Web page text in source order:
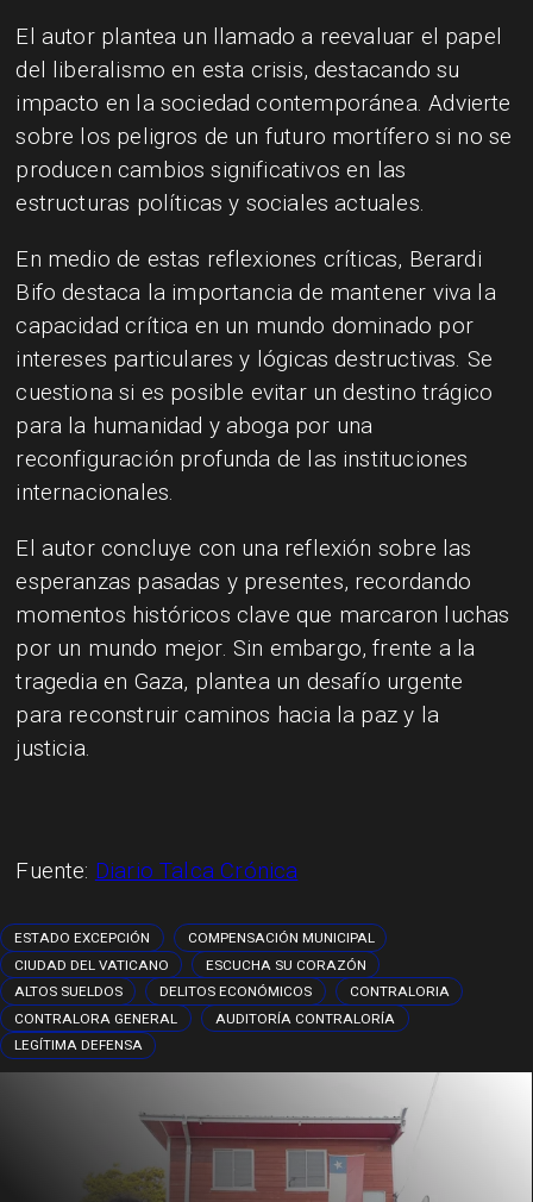
El autor plantea un llamado a reevaluar el papel
del liberalismo en esta crisis, destacando su
impacto en la sociedad contemporánea. Advierte
sobre los peligros de un futuro mortífero si no se
producen cambios significativos en las
estructuras políticas y sociales actuales.
En medio de estas reflexiones críticas, Berardi
Bifo destaca la importancia de mantener viva la
capacidad crítica en un mundo dominado por
intereses particulares y lógicas destructivas. Se
cuestiona si es posible evitar un destino trágico
para la humanidad y aboga por una
reconfiguración profunda de las instituciones
internacionales.
El autor concluye con una reflexión sobre las
esperanzas pasadas y presentes, recordando
momentos históricos clave que marcaron luchas
por un mundo mejor. Sin embargo, frente a la
tragedia en Gaza, plantea un desafío urgente
para reconstruir caminos hacia la paz y la
justicia.
Fuente: Diario Talca Crónica
ESTADO EXCEPCIÓN
COMPENSACIÓN MUNICIPAL
CIUDAD DEL VATICANO
ESCUCHA SU CORAZÓN
ALTOS SUELDOS
DELITOS ECONÓMICOS
CONTRALORIA
CONTRALORA GENERAL
AUDITORÍA CONTRALORÍA
LEGÍTIMA DEFENSA